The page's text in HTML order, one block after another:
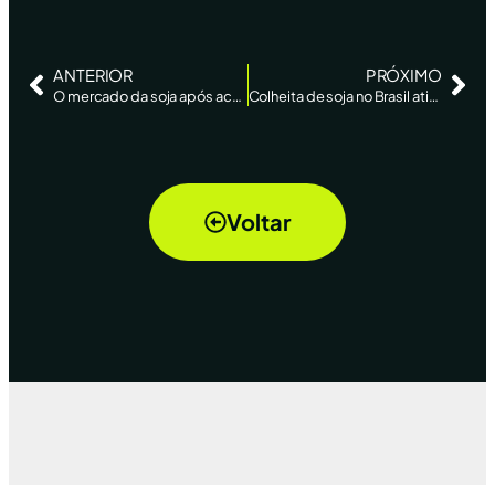
ANTERIOR
O mercado da soja após acordo EUA e China
PRÓXIMO
Colheita de soja no Brasil atinge 40% da área, diz AgRural – ISTOÉ
Voltar